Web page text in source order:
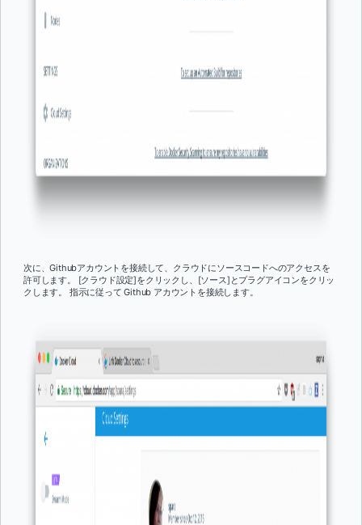
次に、Githubアカウントを接続して、クラウドにソースコードへのアクセスを
許可します。 [クラウド設定]をクリックし、[ソース]とプラグアイコンをクリッ
クします。 指示に従って Github アカウントを接続します。